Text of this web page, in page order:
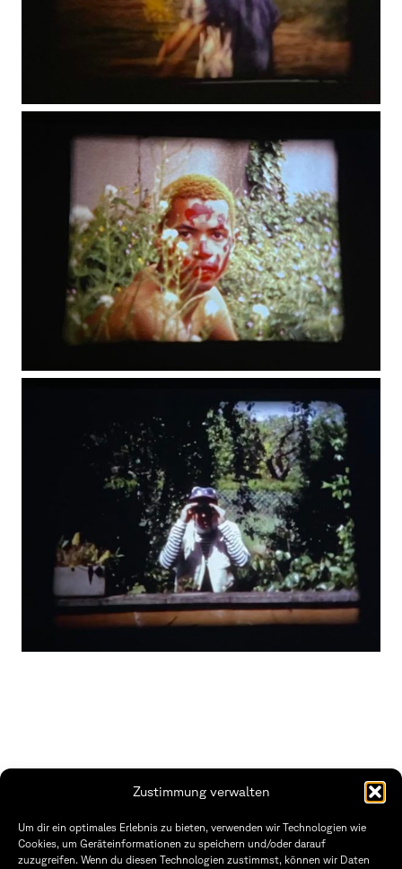
Zustimmung verwalten
Um dir ein optimales Erlebnis zu bieten, verwenden wir Technologien wie
Cookies, um Geräteinformationen zu speichern und/oder darauf
zuzugreifen. Wenn du diesen Technologien zustimmst, können wir Daten
Technische Hochschule
Würzburg-Schweinfurt
Öffnungszeiten Dekanat
Montag – Freitag